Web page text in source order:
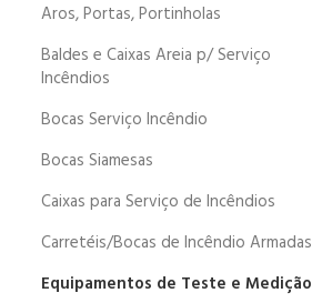
Aros, Portas, Portinholas
Baldes e Caixas Areia p/ Serviço
Incêndios
Bocas Serviço Incêndio
Bocas Siamesas
Caixas para Serviço de Incêndios
Carretéis/Bocas de Incêndio Armadas
Equipamentos de Teste e Medição